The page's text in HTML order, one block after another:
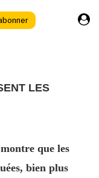
LES
que les
bien plus